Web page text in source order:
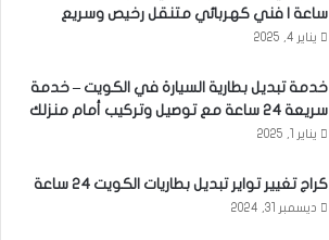
ساعة | فني كهربائي متنقل رخيص وسريع
يناير 4, 2025
خدمة تبديل بطارية السيارة في الكويت – خدمة
سريعة 24 ساعة مع توصيل وتركيب أمام منزلك
يناير 1, 2025
كراج تغيير تواير تبديل بطاريات الكويت 24 ساعة
ديسمبر 31, 2024